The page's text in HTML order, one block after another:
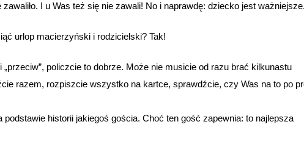
I u Was też się nie zawali! No i naprawdę: dziecko jest
urlop macierzyński i rodzicielski? Tak!
policzcie to dobrze. Może nie musicie od razu brać kilkunastu
razem, rozpiszcie wszystko na kartce, sprawdźcie, czy Was na to po
podstawie historii jakiegoś gościa. Choć ten gość zapewnia: to najlepsza